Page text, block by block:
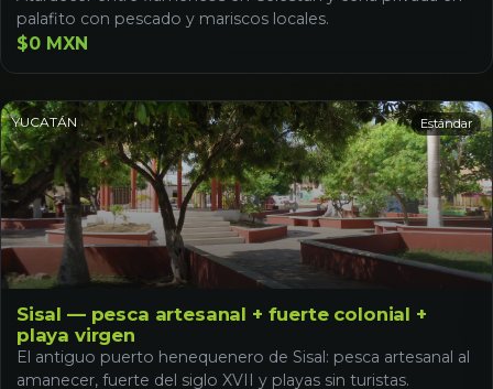
palafito con pescado y mariscos locales.
$0 MXN
YUCATÁN Estándar
Sisal — pesca artesanal + fuerte colonial +
playa virgen
El antiguo puerto henequenero de Sisal: pesca artesanal al
amanecer, fuerte del siglo XVII y playas sin turistas.